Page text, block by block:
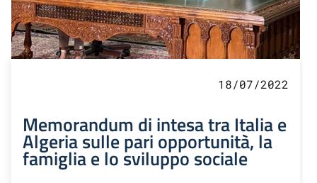
18/07/2022
Memorandum di intesa tra Italia e
Algeria sulle pari opportunità, la
famiglia e lo sviluppo sociale